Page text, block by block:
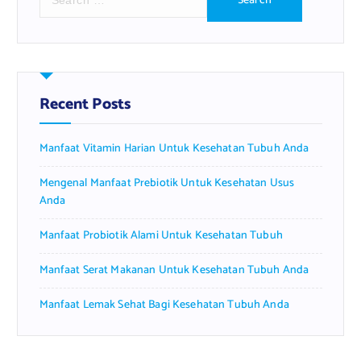
r
h
f
o
:
Recent Posts
Manfaat Vitamin Harian Untuk Kesehatan Tubuh Anda
Mengenal Manfaat Prebiotik Untuk Kesehatan Usus
Anda
Manfaat Probiotik Alami Untuk Kesehatan Tubuh
Manfaat Serat Makanan Untuk Kesehatan Tubuh Anda
Manfaat Lemak Sehat Bagi Kesehatan Tubuh Anda